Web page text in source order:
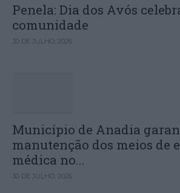
Penela: Dia dos Avós
comunidade
30 DE JULHO, 2026
Município de Anadia
manutenção dos meios de
médica no...
30 DE JULHO, 2026